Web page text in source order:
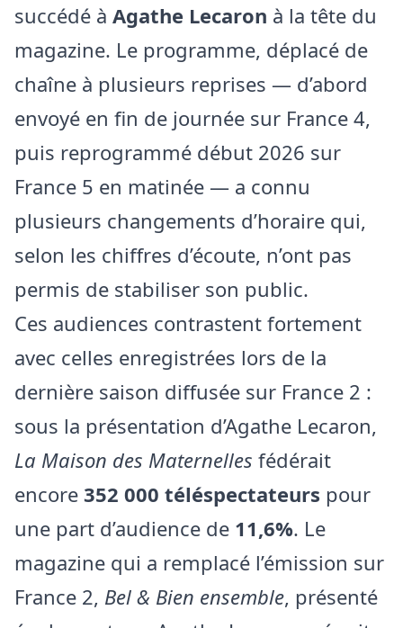
succédé à Agathe Lecaron à la tête du
magazine. Le programme, déplacé de
chaîne à plusieurs reprises — d’abord
envoyé en fin de journée sur France 4,
puis reprogrammé début 2026 sur
France 5 en matinée — a connu
plusieurs changements d’horaire qui,
selon les chiffres d’écoute, n’ont pas
permis de stabiliser son public.
Ces audiences contrastent fortement
avec celles enregistrées lors de la
dernière saison diffusée sur France 2 :
sous la présentation d’Agathe Lecaron,
La Maison des Maternelles fédérait
encore 352 000 téléspectateurs pour
une part d’audience de 11,6%. Le
magazine qui a remplacé l’émission sur
France 2, Bel & Bien ensemble, présenté